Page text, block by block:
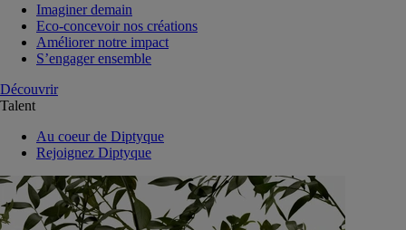
Imaginer demain
Eco-concevoir nos créations
Améliorer notre impact
S’engager ensemble
Découvrir
Talent
Au coeur de Diptyque
Rejoignez Diptyque